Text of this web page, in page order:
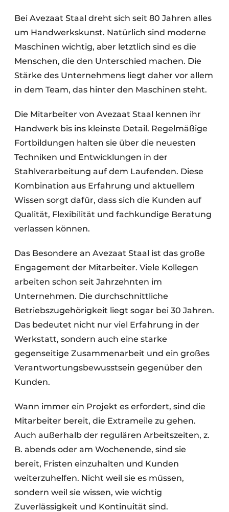
Datenschutz / Cookie-Erklärung
Ein Stellenangebot registrieren
Videos
Bei Avezaat Staal dreht sich seit 80 Jahren alles
um Handwerkskunst. Natürlich sind moderne
Maschinen wichtig, aber letztlich sind es die
Menschen, die den Unterschied machen. Die
Stärke des Unternehmens liegt daher vor allem
in dem Team, das hinter den Maschinen steht.
Die Mitarbeiter von Avezaat Staal kennen ihr
Handwerk bis ins kleinste Detail. Regelmäßige
Fortbildungen halten sie über die neuesten
Techniken und Entwicklungen in der
Stahlverarbeitung auf dem Laufenden. Diese
Kombination aus Erfahrung und aktuellem
Wissen sorgt dafür, dass sich die Kunden auf
Qualität, Flexibilität und fachkundige Beratung
verlassen können.
Das Besondere an Avezaat Staal ist das große
Engagement der Mitarbeiter. Viele Kollegen
arbeiten schon seit Jahrzehnten im
Unternehmen. Die durchschnittliche
Betriebszugehörigkeit liegt sogar bei 30 Jahren.
Das bedeutet nicht nur viel Erfahrung in der
Werkstatt, sondern auch eine starke
gegenseitige Zusammenarbeit und ein großes
Verantwortungsbewusstsein gegenüber den
Kunden.
Wann immer ein Projekt es erfordert, sind die
Mitarbeiter bereit, die Extrameile zu gehen.
Auch außerhalb der regulären Arbeitszeiten, z.
B. abends oder am Wochenende, sind sie
bereit, Fristen einzuhalten und Kunden
weiterzuhelfen. Nicht weil sie es müssen,
sondern weil sie wissen, wie wichtig
Zuverlässigkeit und Kontinuität sind.